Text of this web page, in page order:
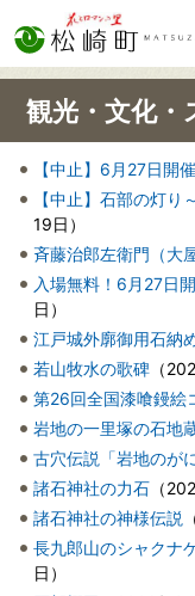
観光・文化・
【中止】6月27日開
【中止】石部の灯り
19日 ）
斉藤治郎左衛門（大屋
入場無料！6月27日
日 ）
江戸城外廓御用石納
若山牧水の歌碑 （
第26回全国漆喰鏝絵
岩地の一里塚の石地
古穴伝説「岩地のが
諸石神社の力石 （
諸石神社の神様伝説
長九郎山のシャクナ
日 ）